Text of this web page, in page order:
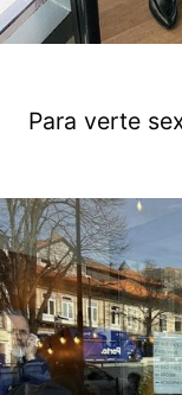
Para verte